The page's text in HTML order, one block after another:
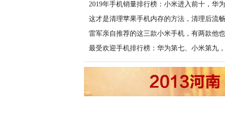
2019年手机销量排行榜：小米进入前十，华为
这才是清理苹果手机内存的方法，清理后流
雷军亲自推荐的这三款小米手机，有两款他
最受欢迎手机排行榜：华为第七、小米第九